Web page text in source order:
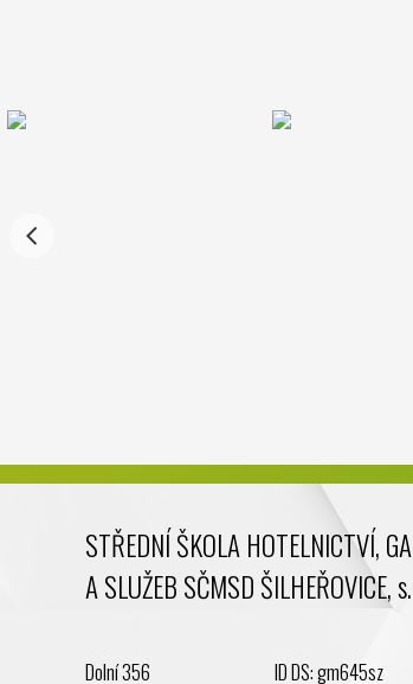
STŘEDNÍ ŠKOLA HOTELNICTVÍ,
A SLUŽEB SČMSD ŠILHEŘOVICE,
Dolní 356 ID DS: gm645sz